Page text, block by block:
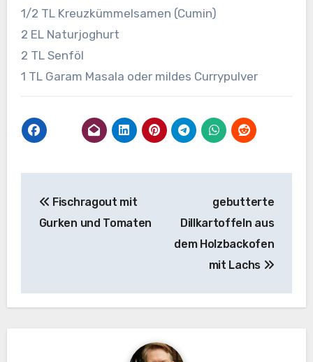
1/2 TL Kreuzkümmelsamen (Cumin)
2 EL Naturjoghurt
2 TL Senföl
1 TL Garam Masala oder mildes Currypulver
Fischragout mit
Gurken und Tomaten
gebutterte
Dillkartoffeln aus
dem Holzbackofen
mit Lachs